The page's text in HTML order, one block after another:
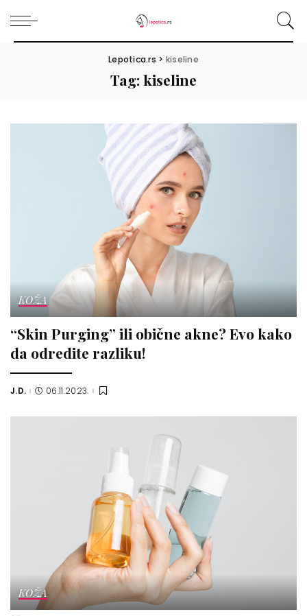
Lepotica.rs > kiseline
Tag:kiseline
KOŽA
“Skin Purging” ili obične akne? Evo kako
da odredite razliku!
Posted
J.D. 06.11.2023.
KOŽA